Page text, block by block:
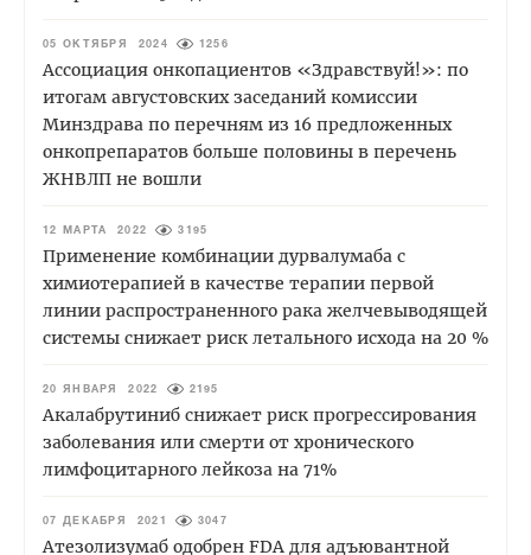
05 ОКТЯБРЯ 2024 1256
Ассоциация онкопациентов «Здравствуй!»: по
итогам августовских заседаний комиссии
Минздрава по перечням из 16 предложенных
онкопрепаратов больше половины в перечень
ЖНВЛП не вошли
12 МАРТА 2022 3195
Применение комбинации дурвалумаба с
химиотерапией в качестве терапии первой
линии распространенного рака желчевыводящей
системы снижает риск летального исхода на 20 %
20 ЯНВАРЯ 2022 2195
Акалабрутиниб снижает риск прогрессирования
заболевания или смерти от хронического
лимфоцитарного лейкоза на 71%
07 ДЕКАБРЯ 2021 3047
Атезолизумаб одобрен FDA для адъювантной